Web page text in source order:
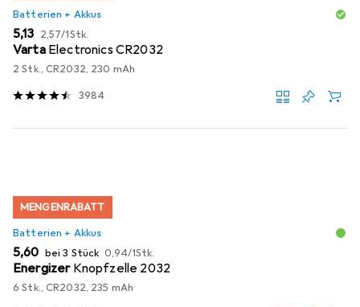
Batterien + Akkus
EUR
5,13 EUR
2,57/1Stk.
Varta Electronics CR2032
2 Stk., CR2032, 230 mAh
3984
MENGENRABATT
Batterien + Akkus
EUR
5,60 bei 3 Stück EUR
0,94/1Stk.
Energizer Knopfzelle 2032
6 Stk., CR2032, 235 mAh